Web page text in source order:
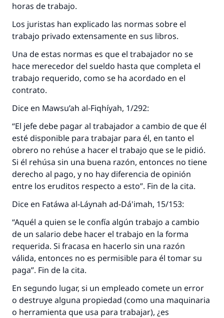
horas de trabajo.
Los juristas han explicado las normas sobre el
trabajo privado extensamente en sus libros.
Una de estas normas es que el trabajador no se
hace merecedor del sueldo hasta que completa el
trabajo requerido, como se ha acordado en el
contrato.
Dice en Mawsu’ah al-Fiqhíyah, 1/292:
“El jefe debe pagar al trabajador a cambio de que él
esté disponible para trabajar para él, en tanto el
obrero no rehúse a hacer el trabajo que se le pidió.
Si él rehúsa sin una buena razón, entonces no tiene
derecho al pago, y no hay diferencia de opinión
entre los eruditos respecto a esto”. Fin de la cita.
Dice en Fatáwa al-Láynah ad-Dá'imah, 15/153:
“Aquél a quien se le confía algún trabajo a cambio
de un salario debe hacer el trabajo en la forma
requerida. Si fracasa en hacerlo sin una razón
válida, entonces no es permisible para él tomar su
paga”. Fin de la cita.
En segundo lugar, si un empleado comete un error
o destruye alguna propiedad (como una maquinaria
o herramienta que usa para trabajar), ¿es